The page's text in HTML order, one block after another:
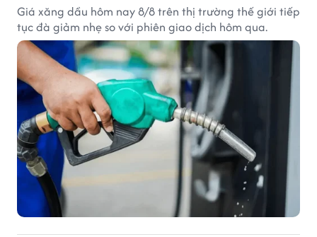
Giá xăng dầu hôm nay 8/8 trên thị trường thế giới tiếp
tục đà giảm nhẹ so với phiên giao dịch hôm qua.